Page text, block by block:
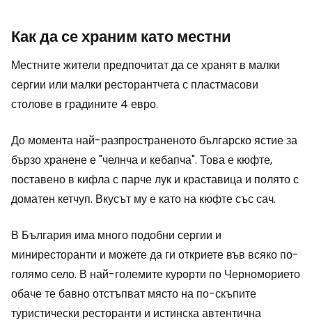
Как да се храним като местни
Местните жители предпочитат да се хранят в малки
сергии или малки ресторантчета с пластмасови
столове в градините 4 евро.
До момента най-разпространеното българско ястие за
бързо хранене е "челнча и кебапча". Това е кюфте,
поставено в кифла с парче лук и краставица и полято с
доматен кетчуп. Вкусът му е като на кюфте със сач.
В България има много подобни сергии и
миниресторанти и можете да ги откриете във всяко по-
голямо село. В най-големите курорти по Черноморието
обаче те бавно отстъпват място на по-скъпите
туристически ресторанти и истинска автентична